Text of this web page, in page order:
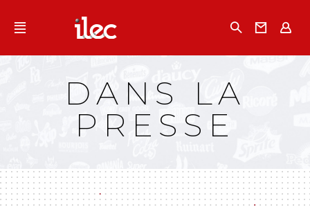
Qu'est-ce que l’Ilec
Campagnes multimarques
Dans la presse
DANS LA
PRESSE